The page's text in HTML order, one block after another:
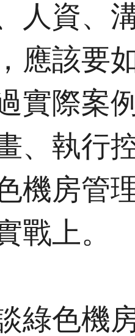
人資、
應該要
實際案
、執行
機房管
戰上。
綠色機